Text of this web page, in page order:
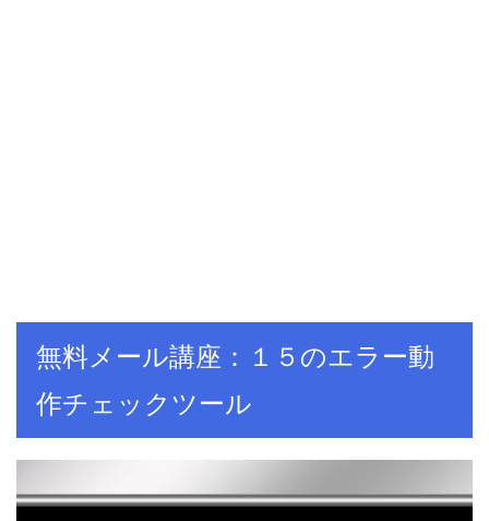
無料メール講座：１５のエラー動
作チェックツール